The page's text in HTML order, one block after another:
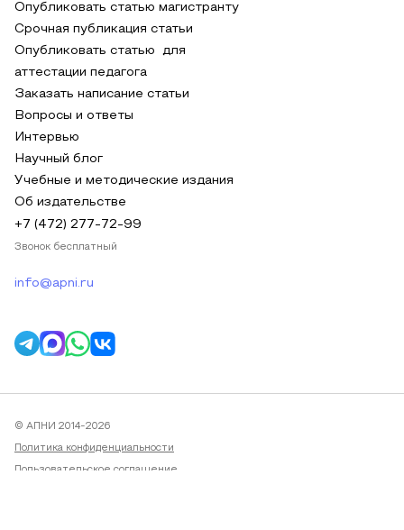
Опубликовать статью магистранту
Срочная публикация статьи
Опубликовать статью для
аттестации педагога
Заказать написание статьи
Вопросы и ответы
Интервью
Научный блог
Учебные и методические издания
Об издательстве
+7 (472) 277-72-99
Звонок бесплатный
info@apni.ru
© АПНИ 2014-2026
Политика конфиденциальности
Пользовательское соглашение